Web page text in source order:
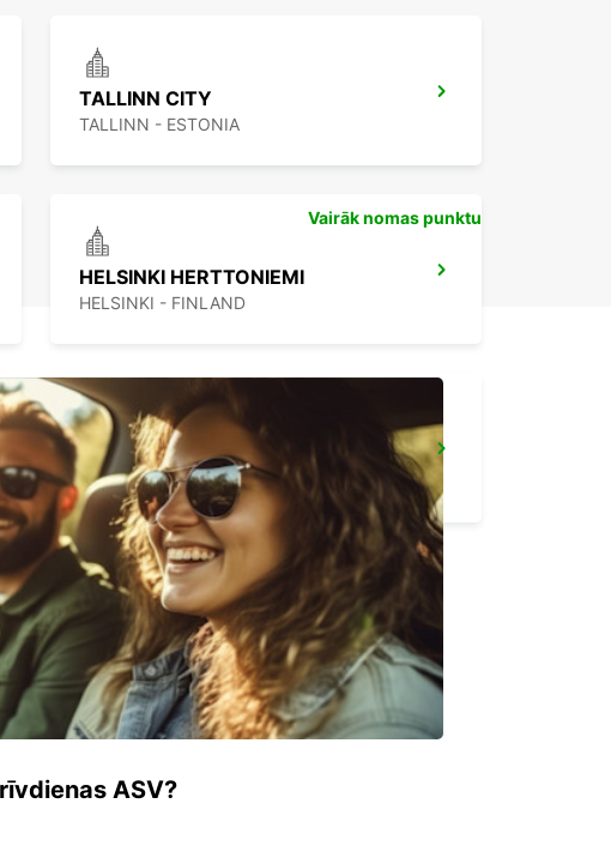
TALLINN CITY
TALLINN - ESTONIA
HELSINKI HERTTONIEMI
HELSINKI - FINLAND
ESPOO VOLKSWAGEN CENTER
ESPOO - FINLAND
Vairāk nomas punktu
ASV?